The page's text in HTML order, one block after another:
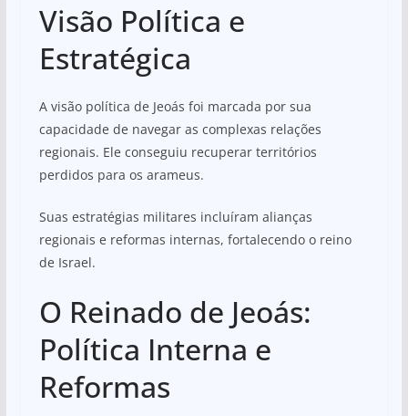
Visão Política e
Estratégica
A visão política de Jeoás foi marcada por sua
capacidade de navegar as complexas relações
regionais. Ele conseguiu recuperar territórios
perdidos para os arameus.
Suas estratégias militares incluíram alianças
regionais e reformas internas, fortalecendo o reino
de Israel.
O Reinado de Jeoás:
Política Interna e
Reformas